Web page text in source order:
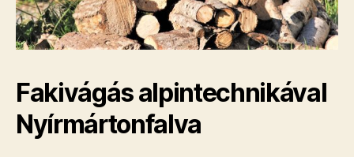
Fakivágás alpintechnikával
Nyírmártonfalva